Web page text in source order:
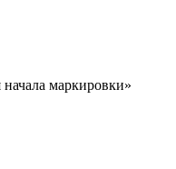
маркировки»